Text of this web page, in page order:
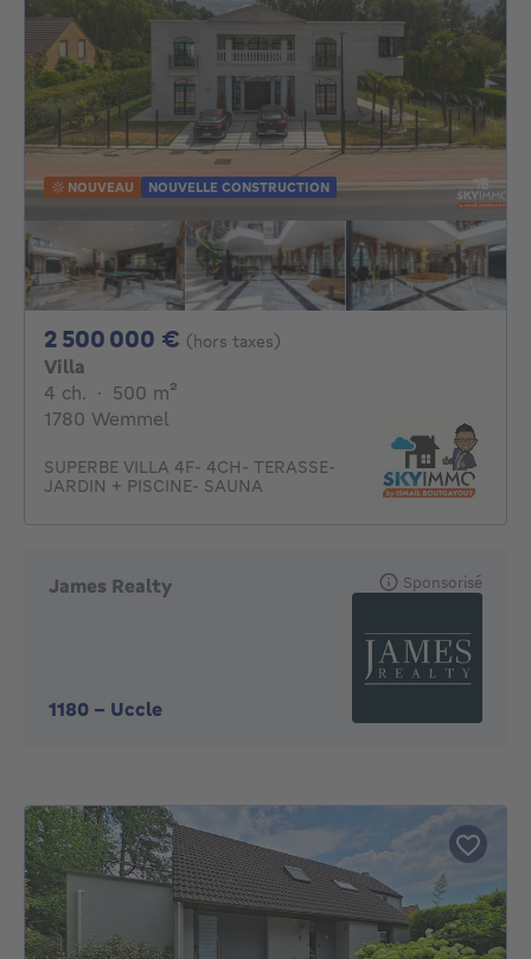
NOUVEAU NOUVELLE CONSTRUCTION
2 500 000 € 2500000€
(hors taxes)
Villa
4 ch. 4 chambres
· 500 m²
1780 Wemmel
SUPERBE VILLA 4F- 4CH- TERASSE-
JARDIN + PISCINE- SAUNA
James Realty
1180 - Uccle
Sponsorisé